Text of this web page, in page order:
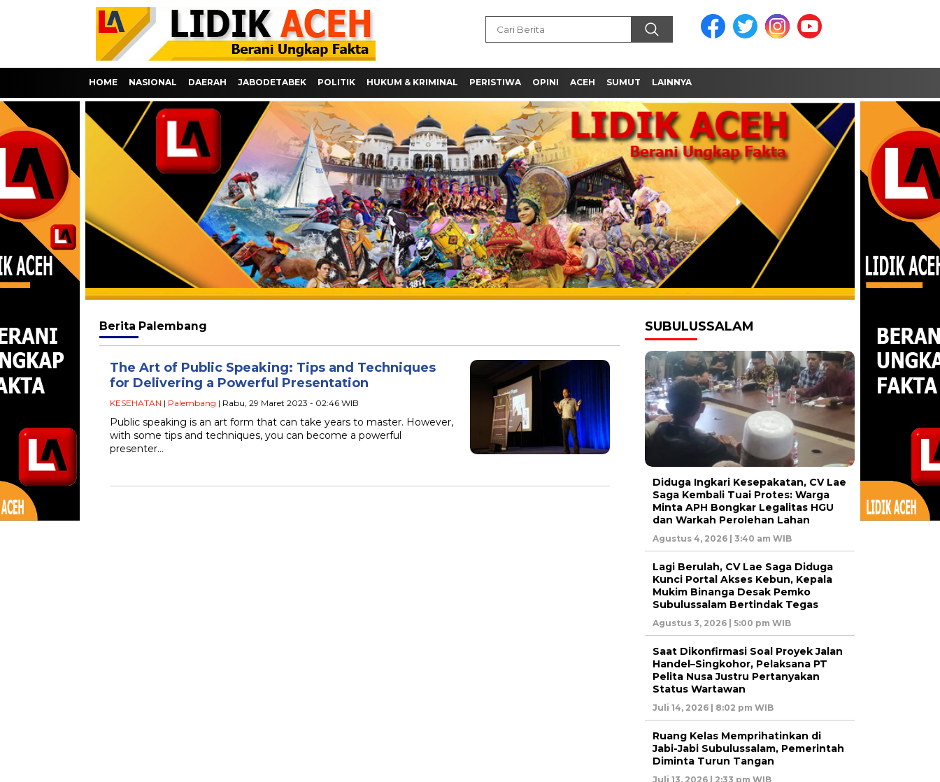
HOME NASIONAL DAERAH JABODETABEK POLITIK HUKUM & KRIMINAL PERISTIWA OPINI ACEH SUMUT LAINNYA
Berita Palembang
The Art of Public Speaking: Tips and Techniques
for Delivering a Powerful Presentation
KESEHATAN | Palembang | Rabu, 29 Maret 2023 - 02:46 WIB
Public speaking is an art form that can take years to master. However,
with some tips and techniques, you can become a powerful
presenter…
SUBULUSSALAM
Diduga Ingkari Kesepakatan, CV Lae
Saga Kembali Tuai Protes: Warga
Minta APH Bongkar Legalitas HGU
dan Warkah Perolehan Lahan
Agustus 4, 2026 | 3:40 am WIB
Lagi Berulah, CV Lae Saga Diduga
Kunci Portal Akses Kebun, Kepala
Mukim Binanga Desak Pemko
Subulussalam Bertindak Tegas
Agustus 3, 2026 | 5:00 pm WIB
Saat Dikonfirmasi Soal Proyek Jalan
Handel–Singkohor, Pelaksana PT
Pelita Nusa Justru Pertanyakan
Status Wartawan
Juli 14, 2026 | 8:02 pm WIB
Ruang Kelas Memprihatinkan di
Jabi-Jabi Subulussalam, Pemerintah
Diminta Turun Tangan
Juli 13, 2026 | 2:33 pm WIB